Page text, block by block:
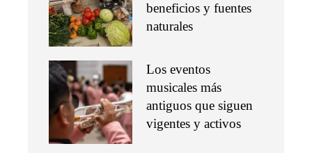
beneficios y fuentes
naturales
Los eventos
musicales más
antiguos que siguen
vigentes y activos